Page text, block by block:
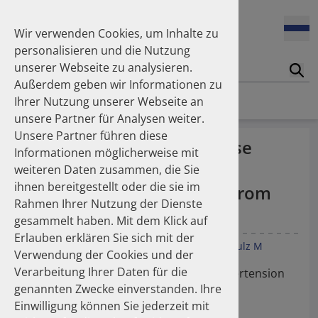
Homepage Publikationen
Feldt Sandra
Fischer Laura
Franzmann Alexandra
Freudewald Leonard G.
Friedland Kristina
Friis Robert
Ganso Matthias
Goebel Ralf
Götzinger Felix
Gradl Gabriele
Griese-Mammen Nina
Hadji Peyman
Haehling Stephan
Haidinger Gerald
Hansen Kerstin
Heinemann Axel
Heinemann Lutz
den Hausmüll?
17.04.2026
Das Potenzial des DAPI zur Unterstützung der
Apothekerkammern – Was ist das DAPI?
07.04.2026
Trends in use of antipsychotics in Germany 2014–2024: a
nationwide population-based study
25.11.2025
Increasing use of non-statin and combination lipid-
lowering therapies 2012–2025: a nationwide study
23.10.2025
Inhaler use and their carbon footprint in Germany: a 10-
year analysis (2013–2022)
Declining rates of fixed-dose
combination pills for
hypertension in Germany from
2016 to 2023
Götzinger F Kieble M Laufs U Mahfoud F Schulz M
E-Poster 33rd European Meeting on Hypertension
and Cardiovascular Protection
Wir verwenden Cookies, um Inhalte zu
personalisieren und die Nutzung
unserer Webseite zu analysieren.
Außerdem geben wir Informationen zu
Ihrer Nutzung unserer Webseite an
unsere Partner für Analysen weiter.
Unsere Partner führen diese
Informationen möglicherweise mit
weiteren Daten zusammen, die Sie
ihnen bereitgestellt oder die sie im
Rahmen Ihrer Nutzung der Dienste
gesammelt haben. Mit dem Klick auf
Erlauben erklären Sie sich mit der
Verwendung der Cookies und der
Verarbeitung Ihrer Daten für die
genannten Zwecke einverstanden. Ihre
Einwilligung können Sie jederzeit mit